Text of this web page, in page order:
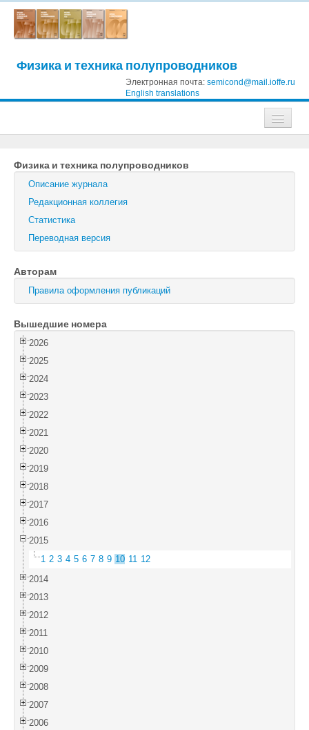
Физика и техника полупроводников
Электронная почта: semicond@mail.ioffe.ru
English translations
Журнал технической физики
Письма в Журнал технической физики
Физика твердого тела
Физика и техника полупроводников
Оптика и спектроскопия
Поиск
Войти
Физика и техника полупроводников
Описание журнала
Редакционная коллегия
Статистика
Переводная версия
Авторам
Правила оформления публикаций
Вышедшие номера
2026
2025
2024
2023
2022
2021
2020
2019
2018
2017
2016
2015
1 2 3 4 5 6 7 8 9 10 11 12
2014
2013
2012
2011
2010
2009
2008
2007
2006